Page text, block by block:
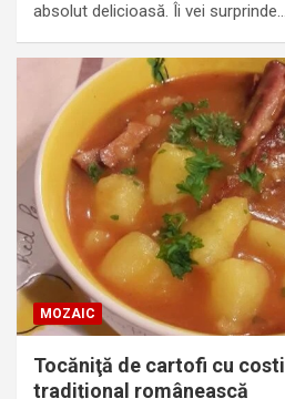
absolut delicioasă. Îi vei surprinde…
MOZAIC
Tocăniţă de cartofi cu
tradițional românească